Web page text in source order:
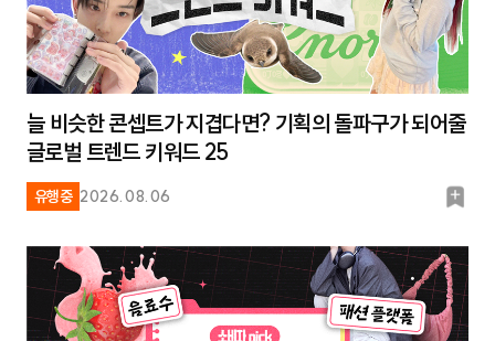
늘 비슷한 콘셉트가 지겹다면? 기획의 돌파구가 되어줄
글로벌 트렌드 키워드 25
유행중 2026.08.06
북
크